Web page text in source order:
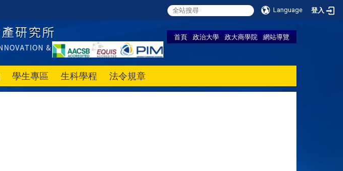
Language 登入
首頁 政治大學 政大商學院 網站導覽
學生專區 生科學程 法令規章